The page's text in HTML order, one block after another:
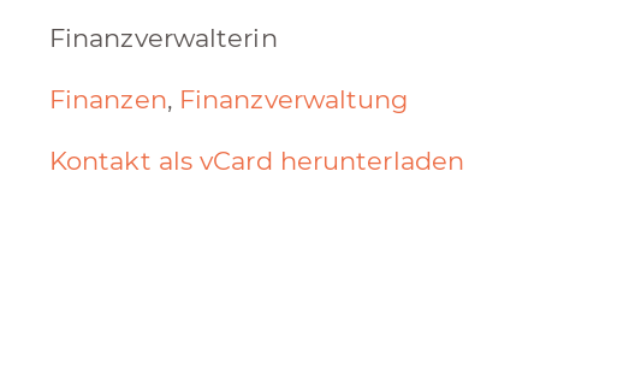
Finanzverwalterin
Finanzen, Finanzverwaltung
Kontakt als vCard herunterladen